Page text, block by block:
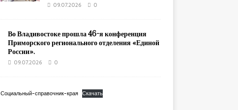
09.07.2026 0
Во Владивостоке прошла 46-я конференция
Приморского регионального отделения «Единой
России».
09.07.2026 0
Социальный-справочник-края Скачать